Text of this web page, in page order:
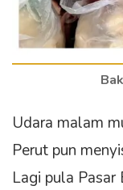
Udara malam
Perut pun
Lagi pula Pasar